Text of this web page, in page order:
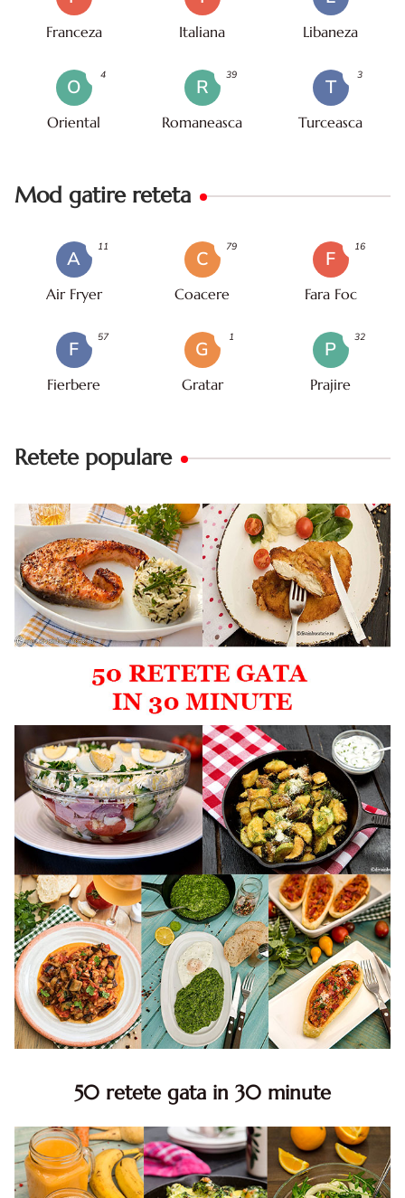
Franceza Italiana Libaneza
O
Oriental
4
R
Romaneasca
39
T
Turceasca
3
Mod gatire reteta
A
Air Fryer
11
C
Coacere
79
F
Fara Foc
16
F
Fierbere
57
G
Gratar
1
P
Prajire
32
Retete populare
50 retete gata in 30 minute
minute. Retete rapide. Retete rapide de mancare. Idei
retete mancare rapid